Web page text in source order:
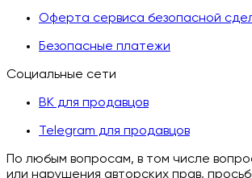
Оферта сервиса безопасной
Безопасные платежи
Социальные сети
ВК для продавцов
Telegram для продавцов
По любым вопросам, в том числе
или нарушения авторских прав,